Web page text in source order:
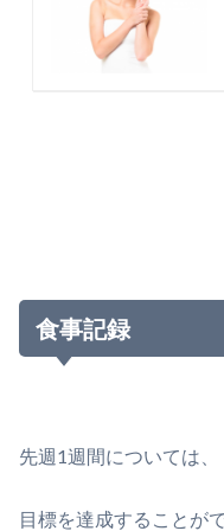
食事記録
先週1週間については、
目標を達成することが